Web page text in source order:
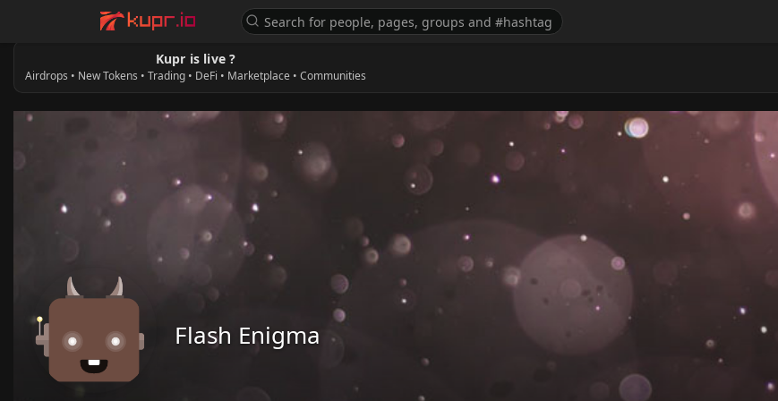
Kupr is live ?
Airdrops • New Tokens • Trading • DeFi • Marketplace • Communities
Flash Enigma